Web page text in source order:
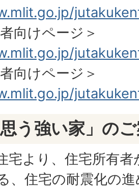
向けページ＞
向けページ＞
思う強い家」の
宅より、住宅所有
、住宅の耐震化の